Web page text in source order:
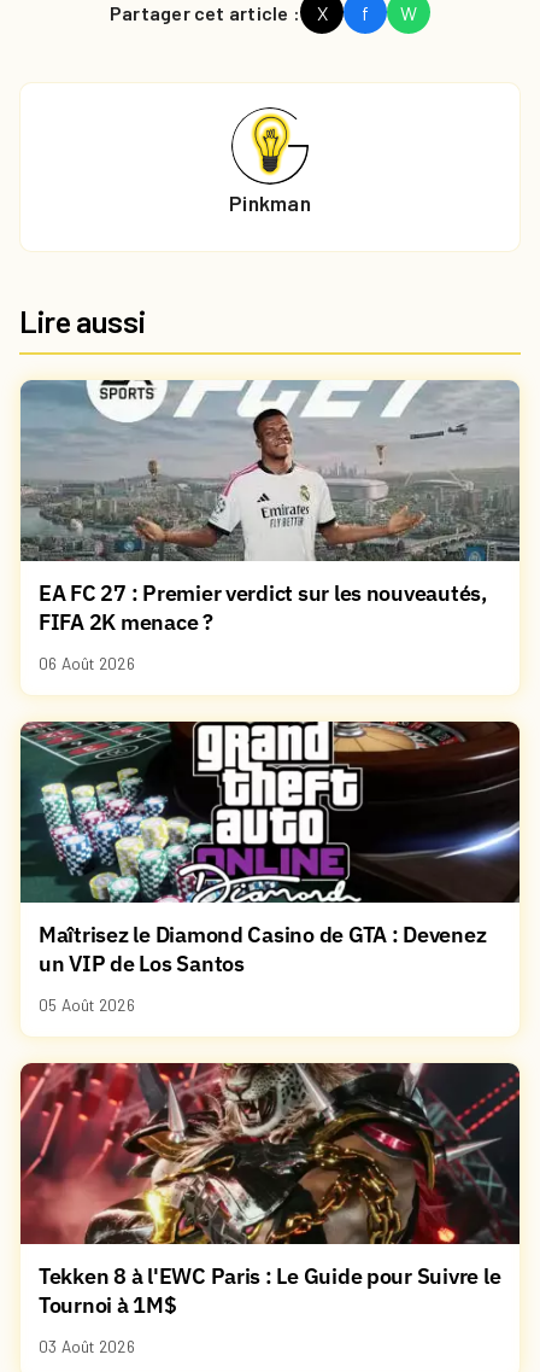
Partager cet article : X f W
Pinkman
Lire aussi
EA FC 27 : Premier verdict sur les nouveautés,
FIFA 2K menace ?
06 Août 2026
Maîtrisez le Diamond Casino de GTA : Devenez
un VIP de Los Santos
05 Août 2026
Tekken 8 à l'EWC Paris : Le Guide pour Suivre le
Tournoi à 1M$
03 Août 2026